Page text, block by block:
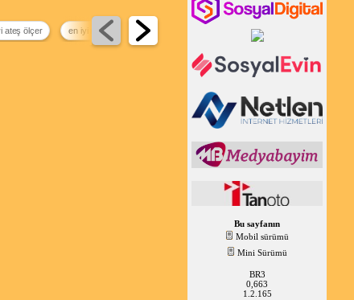
ateş ölçer en iyi nebulizatör en iyi termos markaları
Bu sayfanın
Mobil sürümü
Mini Sürümü
BR3
0,663
1.2.165